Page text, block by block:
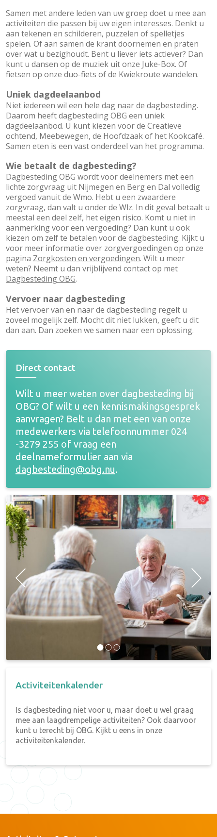
Samen met andere leden van uw groep doet u mee aan
activiteiten die passen bij uw eigen interesses. Denkt u
aan tekenen en schilderen, puzzelen of spelletjes
spelen. Of aan samen de krant doornemen en praten
over wat u bezighoudt. Bent u liever iets actiever? Dan
kunt u dansen op de muziek uit onze Juke-Box. Of
fietsen op onze duo-fiets of de Kwiekroute wandelen.
Uniek dagdeelaanbod
Niet iedereen wil een hele dag naar de dagbesteding.
Daarom heeft dagbesteding OBG een uniek
dagdeelaanbod. U kunt kiezen voor de Creatieve
ochtend, Meebewegen, de Hoofdzaak of het Kookcafé.
Samen eten is een vast onderdeel van het programma.
Wie betaalt de dagbesteding?
Dagbesteding OBG wordt voor deelnemers met een
lichte zorgvraag uit Nijmegen en Berg en Dal volledig
vergoed vanuit de Wmo. Hebt u een zwaardere
zorgvraag, dan valt u onder de Wlz. In dit geval betaalt u
meestal een deel zelf, het eigen risico. Komt u niet in
aanmerking voor een vergoeding? Dan kunt u ook
kiezen om zelf te betalen voor de dagbesteding. Kijkt u
voor meer informatie over zorgvergoedingen op onze
pagina Zorgkosten en vergoedingen. Wilt u meer
weten? Neemt u dan vrijblijvend contact op met
Dagbesteding OBG.
Vervoer naar dagbesteding
Het vervoer van en naar de dagbesteding regelt u
zoveel mogelijk zelf. Mocht dit niet lukken, geeft u dit
dan aan. Dan zoeken we samen naar een oplossing.
Direct contact
Wilt u meer weten over dagbesteding bij
OBG? Of wilt u een kennismakingsgesprek
aanvragen? Belt u dan met een van onze
medewerkers via telefoonnummer 024
-3279 255 of vraag een
deelnameformulier aan via
dagbesteding@obg.nu.
Activiteitenkalender
Is dagbesteding niet voor u, maar doet u wel graag
mee aan laagdrempelige activiteiten? Ook daarvoor
kunt u terecht bij OBG. Kijkt u eens in onze
activiteitenkalender.